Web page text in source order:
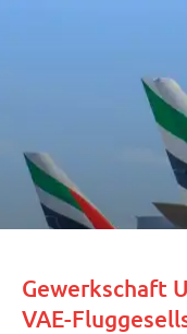
Gewerkschaft
VAE-